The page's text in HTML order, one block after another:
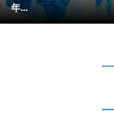
年...